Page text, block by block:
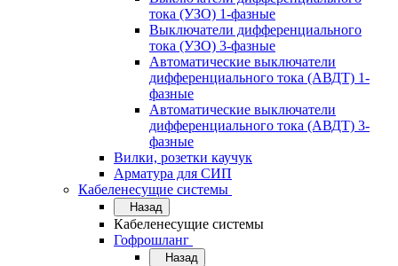
тока (УЗО) 1-фазные
Выключатели дифференциального
тока (УЗО) 3-фазные
Автоматические выключатели
дифференциального тока (АВДТ) 1-
фазные
Автоматические выключатели
дифференциального тока (АВДТ) 3-
фазные
Вилки, розетки каучук
Арматура для СИП
Кабеленесущие системы
Назад
Кабеленесущие системы
Гофрошланг
Назад